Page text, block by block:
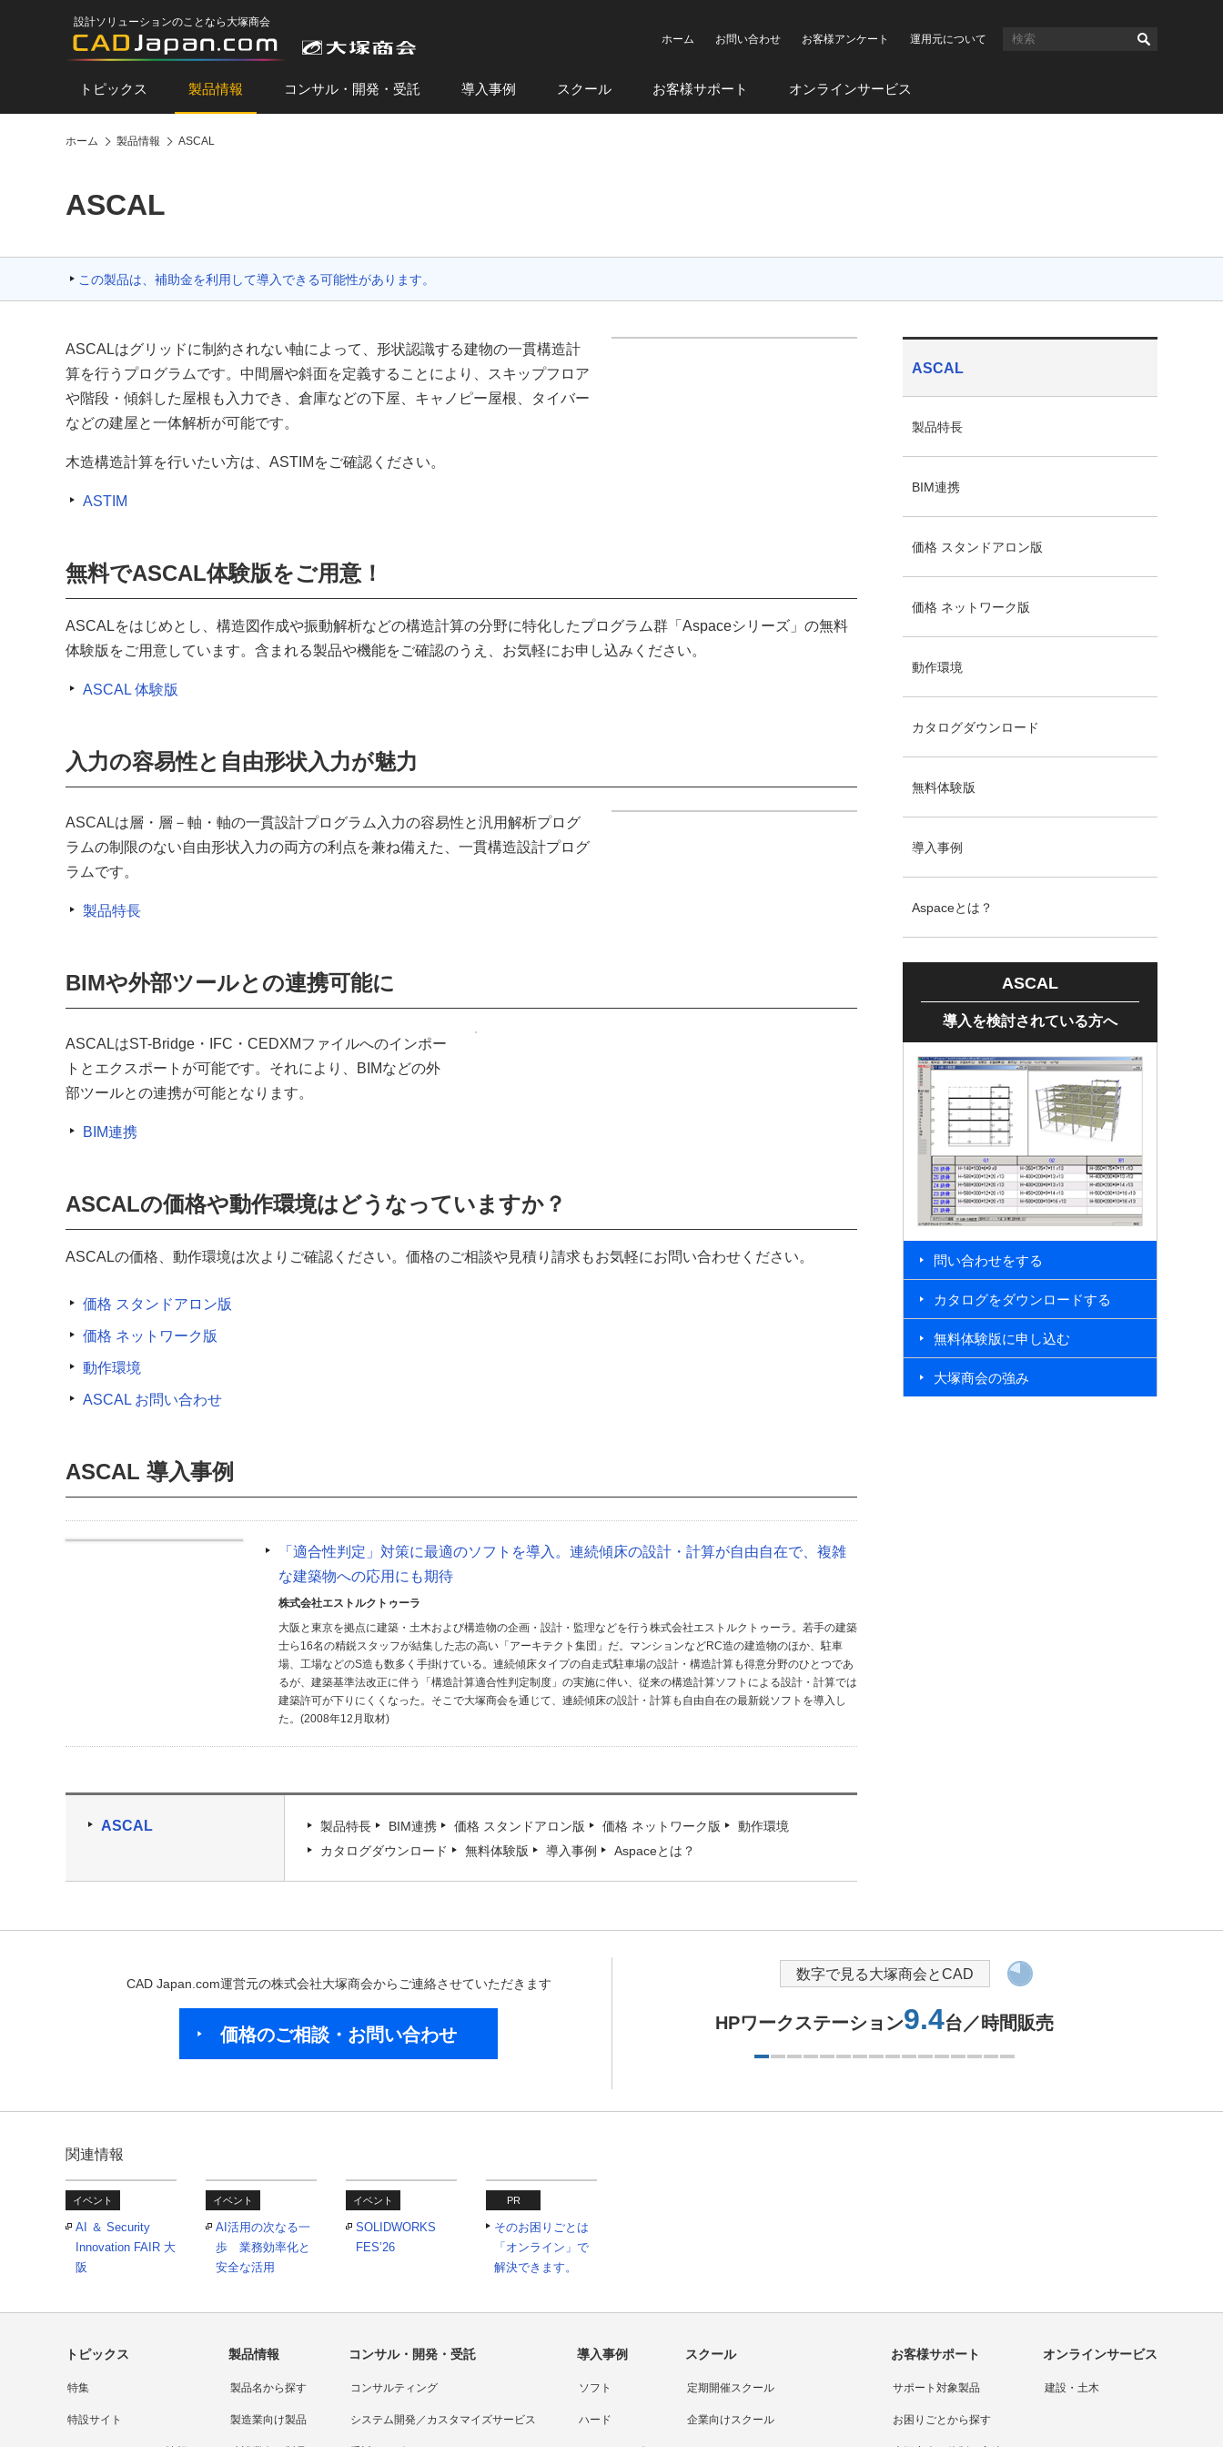
設計ソリューションのことなら大塚商会
ホーム
お問い合わせ お客様アンケート 運用元について
トピックス 製品情報 コンサル・開発・受託 導入事例 スクール お客様サポート オンラインサービス
ホーム 製品情報 ASCAL
ASCAL
この製品は、補助金を利用して導入できる可能性があります。
ASCALはグリッドに制約されない軸によって、形状認識する建物の一貫構造計
算を行うプログラムです。中間層や斜面を定義することにより、スキップフロア
や階段・傾斜した屋根も入力でき、倉庫などの下屋、キャノピー屋根、タイバー
などの建屋と一体解析が可能です。
木造構造計算を行いたい方は、ASTIMをご確認ください。
ASTIM
無料でASCAL体験版をご用意！
ASCALをはじめとし、構造図作成や振動解析などの構造計算の分野に特化したプログラム群「Aspaceシリーズ」の無料
体験版をご用意しています。含まれる製品や機能をご確認のうえ、お気軽にお申し込みください。
ASCAL 体験版
入力の容易性と自由形状入力が魅力
ASCALは層・層－軸・軸の一貫設計プログラム入力の容易性と汎用解析プログ
ラムの制限のない自由形状入力の両方の利点を兼ね備えた、一貫構造設計プログ
ラムです。
製品特長
BIMや外部ツールとの連携可能に
ASCALはST-Bridge・IFC・CEDXMファイルへのインポー
トとエクスポートが可能です。それにより、BIMなどの外
部ツールとの連携が可能となります。
BIM連携
ASCALの価格や動作環境はどうなっていますか？
ASCALの価格、動作環境は次よりご確認ください。価格のご相談や見積り請求もお気軽にお問い合わせください。
価格 スタンドアロン版
価格 ネットワーク版
動作環境
ASCAL お問い合わせ
ASCAL 導入事例
「適合性判定」対策に最適のソフトを導入。連続傾床の設計・計算が自由自在で、複雑
な建築物への応用にも期待
株式会社エストルクトゥーラ
大阪と東京を拠点に建築・土木および構造物の企画・設計・監理などを行う株式会社エストルクトゥーラ。若手の建築
士ら16名の精鋭スタッフが結集した志の高い「アーキテクト集団」だ。マンションなどRC造の建造物のほか、駐車
場、工場などのS造も数多く手掛けている。連続傾床タイプの自走式駐車場の設計・構造計算も得意分野のひとつであ
るが、建築基準法改正に伴う「構造計算適合性判定制度」の実施に伴い、従来の構造計算ソフトによる設計・計算では
建築許可が下りにくくなった。そこで大塚商会を通じて、連続傾床の設計・計算も自由自在の最新鋭ソフトを導入し
た。(2008年12月取材)
ASCAL 製品特長 BIM連携 価格 スタンドアロン版 価格 ネットワーク版
動作環境
カタログダウンロード
無料体験版 導入事例 Aspaceとは？
CAD Japan.com運営元の株式会社大塚商会からご連絡させていただきます
価格のご相談・お問い合わせ
数字で見る大塚商会とCAD
HPワークステーション9.4台／時間販売
関連情報
イベント
AI ＆ Security
Innovation FAIR 大
阪
イベント
AI活用の次なる一
歩 業務効率化と
安全な活用
イベント
SOLIDWORKS
FES’26
PR
そのお困りごとは
「オンライン」で
解決できます。
ASCAL
製品特長
BIM連携
価格 スタンドアロン版
価格 ネットワーク版
動作環境
カタログダウンロード
無料体験版
導入事例
Aspaceとは？
ASCAL
導入を検討されている方へ
問い合わせをする
カタログをダウンロードする
無料体験版に申し込む
大塚商会の強み
ASCAL
導入を検討されている方へ
トピックス
特集
特設サイト
製品情報
製品名から探す
製造業向け製品
コンサル・開発・受託
コンサルティング
システム開発／カスタマイズサービス
導入事例
ソフト
ハード
スクール
定期開催スクール
企業向けスクール
お客様サポート
サポート対象製品
お困りごとから探す
オンラインサービス
建設・土木